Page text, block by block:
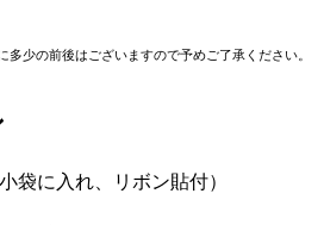
多少の前後はございますので予めご了承ください。
袋に入れ、リボン貼付）